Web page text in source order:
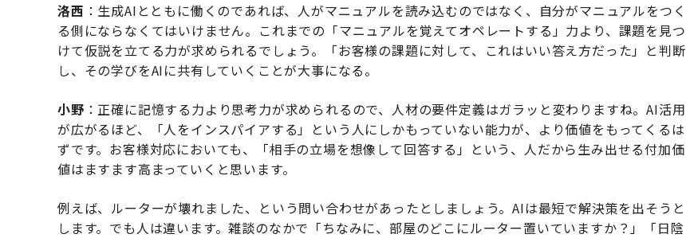
洛西 ：生成AIとともに働くのであれば、人がマニュアルを読み込むのではなく、自分がマニュアルをつく
る側にならなくてはいけません。これまでの「マニュアルを覚えてオペレートする」力より、課題を見つ
けて仮説を立てる力が求められるでしょう。「お客様の課題に対して、これはいい答え方だった」と判断
し、その学びをAIに共有していくことが大事になる。
小野 ：正確に記憶する力より思考力が求められるので、人材の要件定義はガラッと変わりますね。AI活用
が広がるほど、「人をインスパイアする」という人にしかもっていない能力が、より価値をもってくるは
ずです。お客様対応においても、「相手の立場を想像して回答する」という、人だから生み出せる付加価
値はますます高まっていくと思います。
例えば、ルーターが壊れました、という問い合わせがあったとしましょう。AIは最短で解決策を出そうと
します。でも人は違います。雑談のなかで「ちなみに、部屋のどこにルーター置いていますか？」「日陰